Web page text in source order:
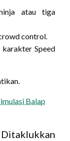
atau tiga
control.
Speed
Balap